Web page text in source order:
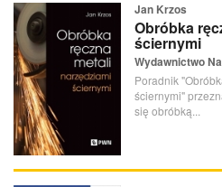
Jan Krzos
Obróbka
ściernymi
Wydawnictwo
Poradnik
ściernymi"
się obróbką...